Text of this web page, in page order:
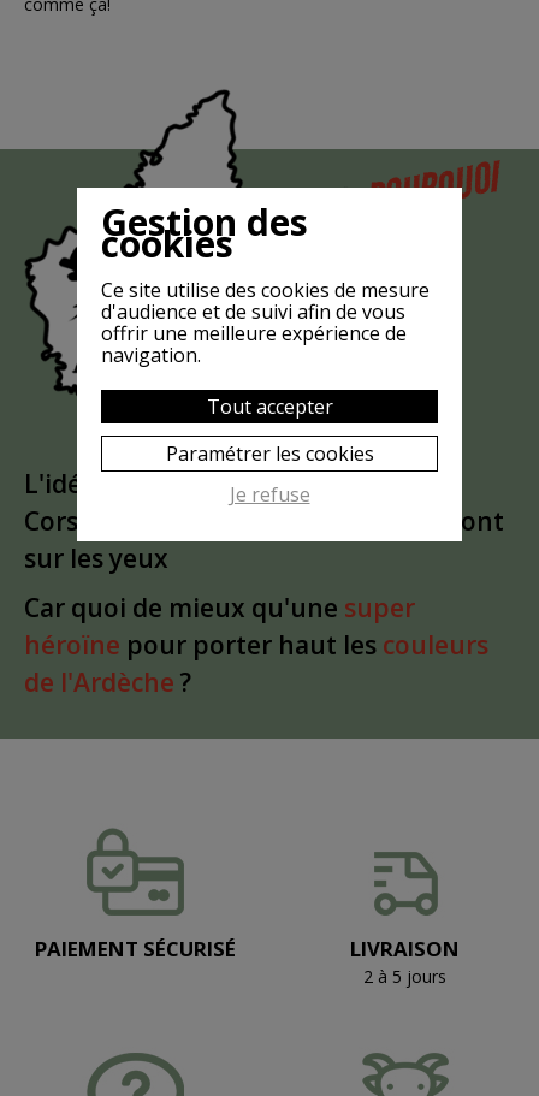
MAISPOURQUOI
LA CHÈVRE
EST-ELLE
MASQUÉE
L'idée est partie d'unclin d'oeilà la
Corse. Puis le bandeau a glissé du front
sur les yeux
Car quoi de mieux qu'une super
héroïne pour porter haut les couleurs
de l'Ardèche ?
PAIEMENT SÉCURISÉ LIVRAISON
2 à 5 jours
Gestion des
cookies
Ce site utilise des cookies de mesure
d'audience et de suivi afin de vous
offrir une meilleure expérience de
navigation.
Tout accepter
Paramétrer les cookies
Je refuse